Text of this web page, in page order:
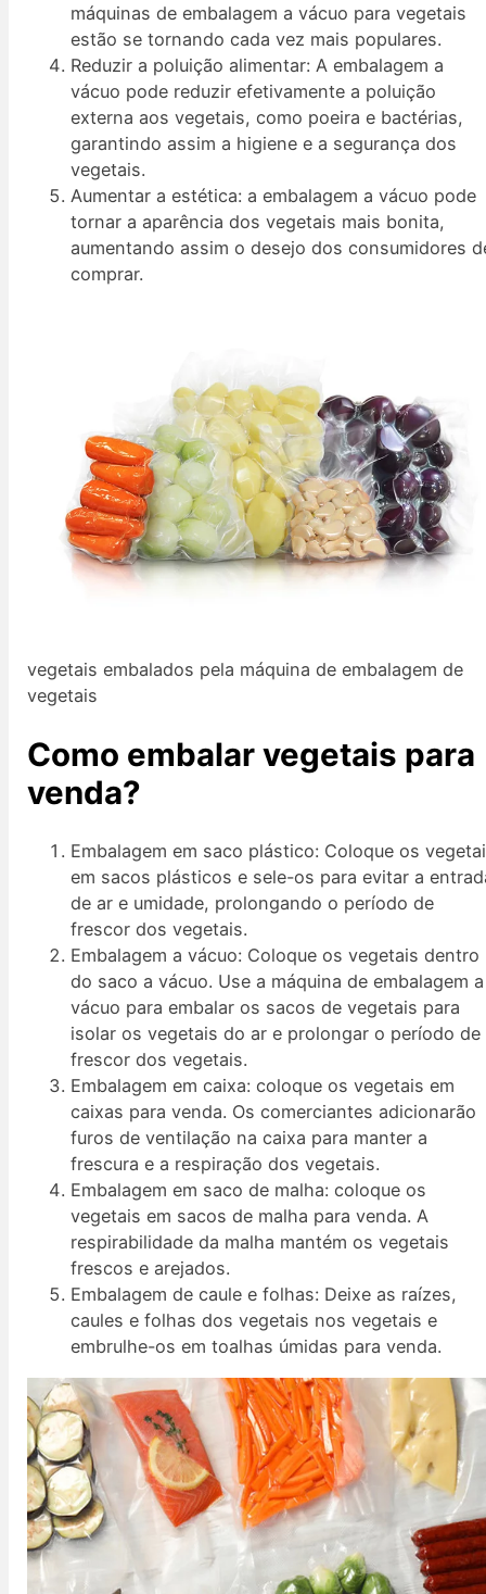
máquinas de embalagem a vácuo para vegetais
estão se tornando cada vez mais populares.
Reduzir a poluição alimentar: A embalagem a
vácuo pode reduzir efetivamente a poluição
externa aos vegetais, como poeira e bactérias,
garantindo assim a higiene e a segurança dos
vegetais.
Aumentar a estética: a embalagem a vácuo pode
tornar a aparência dos vegetais mais bonita,
aumentando assim o desejo dos consumidores
comprar.
vegetais embalados pela máquina de embalagem de
vegetais
Como embalar vegetais para
venda?
Embalagem em saco plástico: Coloque os
em sacos plásticos e sele-os para evitar a
de ar e umidade, prolongando o período de
frescor dos vegetais.
Embalagem a vácuo: Coloque os vegetais dentro
do saco a vácuo. Use a máquina de embalagem a
vácuo para embalar os sacos de vegetais para
isolar os vegetais do ar e prolongar o período de
frescor dos vegetais.
Embalagem em caixa: coloque os vegetais em
caixas para venda. Os comerciantes adicionarão
furos de ventilação na caixa para manter a
frescura e a respiração dos vegetais.
Embalagem em saco de malha: coloque os
vegetais em sacos de malha para venda. A
respirabilidade da malha mantém os vegetais
frescos e arejados.
Embalagem de caule e folhas: Deixe as raízes,
caules e folhas dos vegetais nos vegetais e
embrulhe-os em toalhas úmidas para venda.